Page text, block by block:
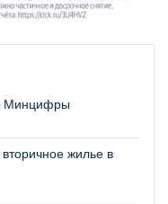
Минцифры
жилье в